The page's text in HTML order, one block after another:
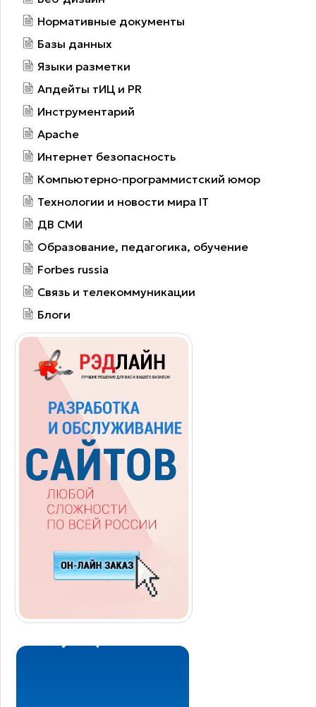
Нормативные документы
Базы данных
Языки разметки
Апдейты тИЦ и PR
Инструментарий
Apache
Интернет безопасность
Компьютерно-программистский юмор
Технологии и новости мира IT
ДВ СМИ
Образование, педагогика, обучение
Forbes russia
Связь и телекоммуникации
Блоги